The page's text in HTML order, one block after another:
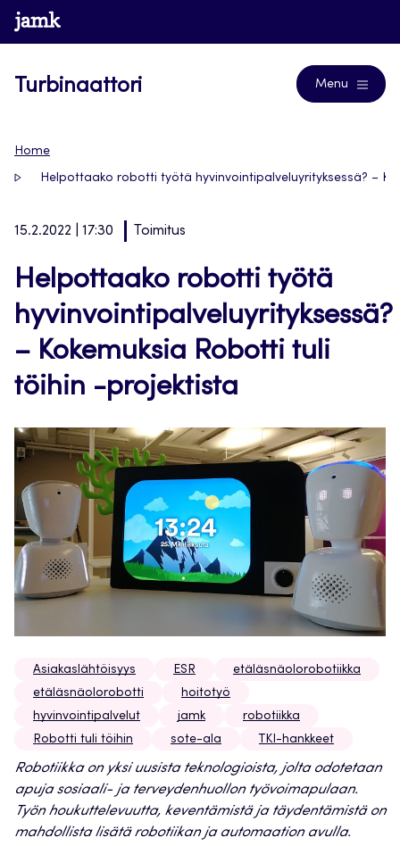
Siirry
suoraan
www.jamk.fi
Turbinaattori Menu
Home
Helpottaako robotti työtä hyvinvointipalveluyrityksessä? –
15.2.2022 | 17:30 Toimitus
Helpottaako robotti työtä
hyvinvointipalveluyrityksessä?
– Kokemuksia Robotti tuli
töihin -projektista
Asiakaslähtöisyys ESR
etäläsnäolorobotiikka
etäläsnäolorobotti
hoitotyö
hyvinvointipalvelut
jamk
robotiikka
Robotti tuli töihin
sote-ala TKI-hankkeet
Robotiikka on yksi uusista teknologioista, jolta odotetaan
apuja sosiaali- ja terveydenhuollon työvoimapulaan.
Työn houkuttelevuutta, keventämistä ja täydentämistä on
mahdollista lisätä robotiikan ja automaation avulla.